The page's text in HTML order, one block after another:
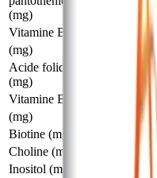
(mg)
Vitamine B
(mg)
Acide folique
(mg)
Vitamine B
(mg)
Biotine (mg)
Choline (mg)
Inositol (mg)